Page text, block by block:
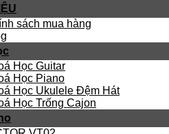
sách mua hàng
Học Guitar
Học Piano
Học Ukulele Đệm Hát
Học Trống Cajon